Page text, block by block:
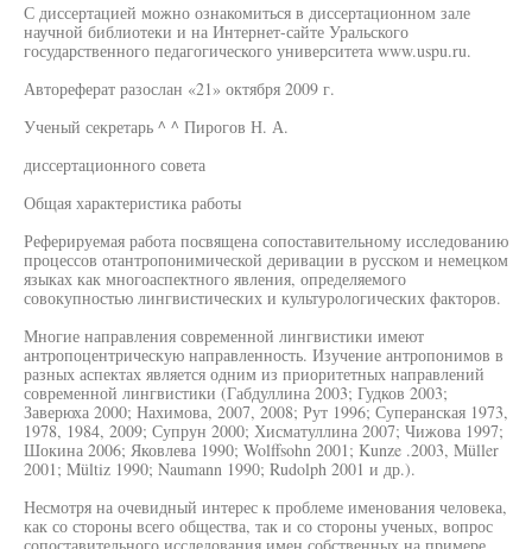
С диссертацией можно ознакомиться в диссертационном зале
научной библиотеки и на Интернет-сайте Уральского
государственного педагогического университета www.uspu.ru.
Автореферат разослан «21» октября 2009 г.
Ученый секретарь ^ ^ Пирогов Н. А.
диссертационного совета
Общая характеристика работы
Реферируемая работа посвящена сопоставительному исследованию
процессов отантропонимической деривации в русском и немецком
языках как многоаспектного явления, определяемого
совокупностью лингвистических и культурологических факторов.
Многие направления современной лингвистики имеют
антропоцентрическую направленность. Изучение антропонимов в
разных аспектах является одним из приоритетных направлений
современной лингвистики (Габдуллина 2003; Гудков 2003;
Заверюха 2000; Нахимова, 2007, 2008; Рут 1996; Суперанская 1973,
1978, 1984, 2009; Супрун 2000; Хисматуллина 2007; Чижова 1997;
Шокина 2006; Яковлева 1990; Wolffsohn 2001; Kunze .2003, Müller
2001; Mültiz 1990; Naumann 1990; Rudolph 2001 и др.).
Несмотря на очевидный интерес к проблеме именования человека,
как со стороны всего общества, так и со стороны ученых, вопрос